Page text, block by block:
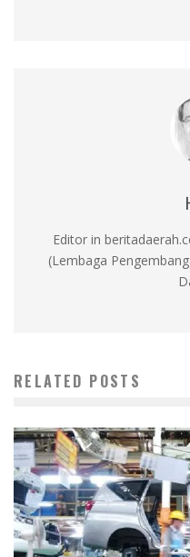
Editor in
(Lembaga
RELATED POSTS